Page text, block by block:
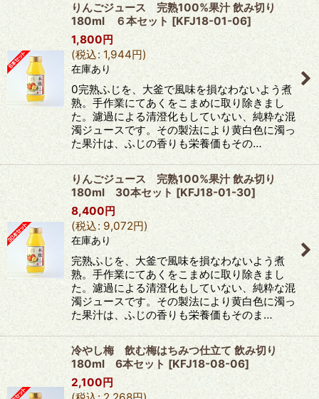
りんごジュース 完熟100%果汁 飲み切り
180ml ６本セット [KFJ18-01-06]
1,800円
(税込: 1,944円)
在庫あり
0完熟ふじを、大釜で風味を損なわないよう煮
熟。手作業にてあくをこまめに取り除きまし
た。濾過による清澄化もしていない、純粋な混
濁ジュースです。その製法により黄白色に濁っ
た果汁は、ふじの香りも栄養価もその…
りんごジュース 完熟100%果汁 飲み切り
180ml 30本セット [KFJ18-01-30]
8,400円
(税込: 9,072円)
在庫あり
完熟ふじを、大釜で風味を損なわないよう煮
熟。手作業にてあくをこまめに取り除きまし
た。濾過による清澄化もしていない、純粋な混
濁ジュースです。その製法により黄白色に濁っ
た果汁は、ふじの香りも栄養価もそのま…
冷やし梅 飲む梅はちみつ仕立て 飲み切り
180ml 6本セット [KFJ18-08-06]
2,100円